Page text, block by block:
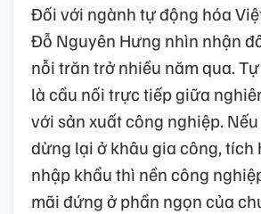
Đối với ngành tự động hóa
Đỗ Nguyên Hưng nhìn nhận
nỗi trăn trở nhiều năm qua.
là cầu nối trực tiếp giữa
với sản xuất công nghiệp.
dừng lại ở khâu gia công, tích
nhập khẩu thì nền công
mãi đứng ở phần ngọn của